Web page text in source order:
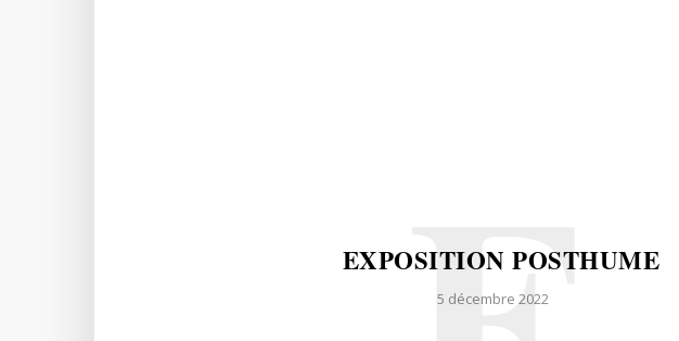
EXPOSITION POSTHUME
5 décembre 2022